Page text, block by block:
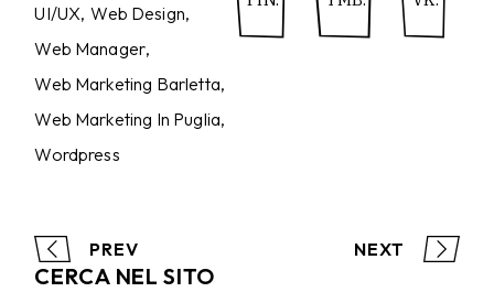
UI/UX Web Design
Web Manager
Web Marketing Barletta
Web Marketing In Puglia
Wordpress
PREV NEXT
CERCA NEL SITO